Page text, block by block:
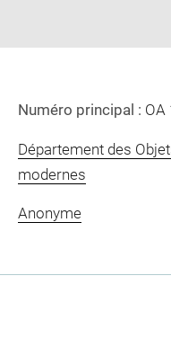
Numéro principal : OA
Département des
modernes
Anonyme